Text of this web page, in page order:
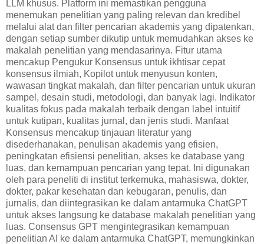
LLM khusus. Platform ini memastikan pengguna
menemukan penelitian yang paling relevan dan kredibel
melalui alat dan filter pencarian akademis yang dipatenkan,
dengan setiap sumber dikutip untuk memudahkan akses ke
makalah penelitian yang mendasarinya. Fitur utama
mencakup Pengukur Konsensus untuk ikhtisar cepat
konsensus ilmiah, Kopilot untuk menyusun konten,
wawasan tingkat makalah, dan filter pencarian untuk ukuran
sampel, desain studi, metodologi, dan banyak lagi. Indikator
kualitas fokus pada makalah terbaik dengan label intuitif
untuk kutipan, kualitas jurnal, dan jenis studi. Manfaat
Konsensus mencakup tinjauan literatur yang
disederhanakan, penulisan akademis yang efisien,
peningkatan efisiensi penelitian, akses ke database yang
luas, dan kemampuan pencarian yang tepat. Ini digunakan
oleh para peneliti di institut terkemuka, mahasiswa, dokter,
dokter, pakar kesehatan dan kebugaran, penulis, dan
jurnalis, dan diintegrasikan ke dalam antarmuka ChatGPT
untuk akses langsung ke database makalah penelitian yang
luas. Consensus GPT mengintegrasikan kemampuan
penelitian AI ke dalam antarmuka ChatGPT, memungkinkan